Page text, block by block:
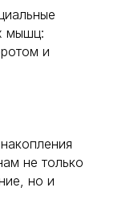
мышц:
и
не только
но и